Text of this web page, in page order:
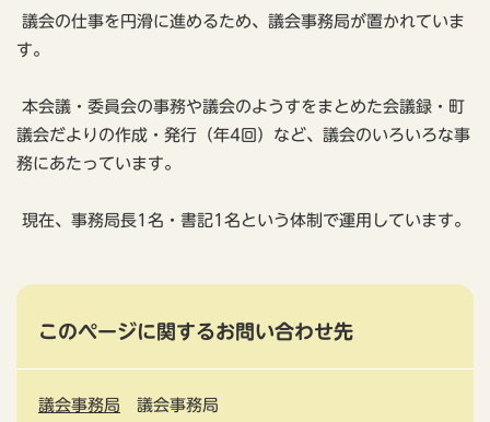
議会の仕事を円滑に進めるため、議会事務局が置かれていま
す。
本会議・委員会の事務や議会のようすをまとめた会議録・町
議会だよりの作成・発行（年4回）など、議会のいろいろな事
務にあたっています。
現在、事務局長1名・書記1名という体制で運用しています。
このページに関するお問い合わせ先
議会事務局 議会事務局